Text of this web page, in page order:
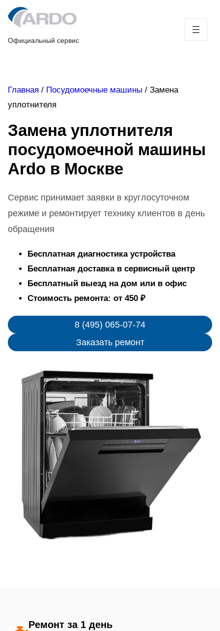
Skip
to
content
Официальный сервис
Главная / Посудомоечные машины / Замена
уплотнителя
Замена уплотнителя
посудомоечной машины
Ardo в Москве
Сервис принимает заявки в круглосуточном
режиме и ремонтирует технику клиентов в день
обращения
Бесплатная диагностика устройства
Бесплатная доставка в сервисный центр
Бесплатный выезд на дом или в офис
Стоимость ремонта: от 450 ₽
8 (495) 065-07-74
Заказать ремонт
Ремонт за 1 день